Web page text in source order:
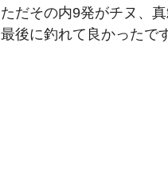
ただその内9発がチヌ、
最後に釣れて良かったで